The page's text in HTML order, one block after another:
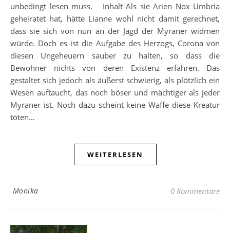
unbedingt lesen muss. Inhalt Als sie Arien Nox Umbria
geheiratet hat, hätte Lianne wohl nicht damit gerechnet,
dass sie sich von nun an der Jagd der Myraner widmen
würde. Doch es ist die Aufgabe des Herzogs, Corona von
diesen Ungeheuern sauber zu halten, so dass die
Bewohner nichts von deren Existenz erfahren. Das
gestaltet sich jedoch als äußerst schwierig, als plötzlich ein
Wesen auftaucht, das noch böser und mächtiger als jeder
Myraner ist. Noch dazu scheint keine Waffe diese Kreatur
töten…
WEITERLESEN
Monika 0 Kommentare